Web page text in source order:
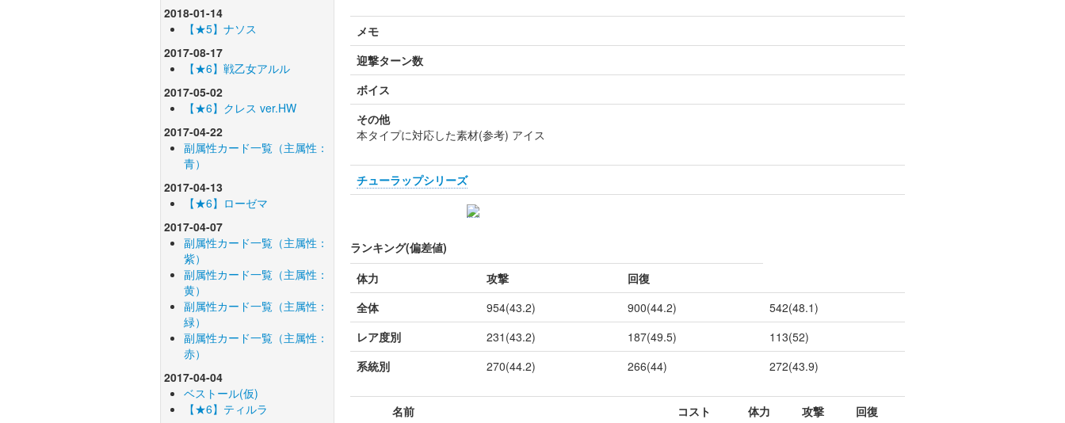
2018-01-14
【★5】ナソス
2017-08-17
【★6】戦乙女アルル
2017-05-02
【★6】クレス ver.HW
2017-04-22
副属性カード一覧（主属性：
青）
2017-04-13
【★6】ローゼマ
2017-04-07
副属性カード一覧（主属性：
紫）
副属性カード一覧（主属性：
黄）
副属性カード一覧（主属性：
緑）
副属性カード一覧（主属性：
赤）
2017-04-04
ベストール(仮)
【★6】ティルラ
メモ
迎撃ターン数
ボイス
その他
本タイプに対応した素材(参考) アイス
チューラップシリーズ
ランキング(偏差値)
体力
攻撃
回復
全体
954(43.2) 900(44.2)
542(48.1)
レア度別
231(43.2) 187(49.5)
113(52)
系統別
270(44.2) 266(44) 272(43.9)
名前 コスト 体力 攻撃
回復